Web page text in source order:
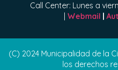
Call Center: Lunes a
Webmail |
(C) 2024 Municipalidad de la
los derechos